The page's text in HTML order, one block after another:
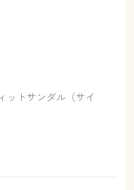
トサンダル（サイ